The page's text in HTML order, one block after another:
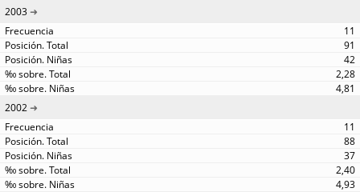
2003
11
91
42
2,28
4,81
2002
11
88
37
2,40
4,93